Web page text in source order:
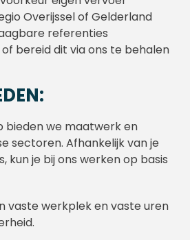
Overijssel of Gelderland
referenties
bereid dit via ons te behalen
bieden we maatwerk en
sectoren. Afhankelijk van je
kun je bij ons werken op basis
vaste werkplek en vaste uren